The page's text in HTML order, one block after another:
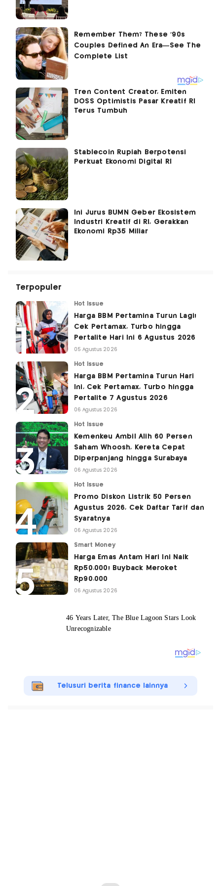
Tren Content Creator, Emiten
DOSS Optimistis Pasar Kreatif RI
Terus Tumbuh
Stablecoin Rupiah Berpotensi
Perkuat Ekonomi Digital RI
Ini Jurus BUMN Geber Ekosistem
Industri Kreatif di RI, Gerakkan
Ekonomi Rp35 Miliar
Terpopuler
Hot Issue
Harga BBM Pertamina Turun Lagi!
Cek Pertamax, Turbo hingga
Pertalite Hari Ini 6 Agustus 2026
05 Agustus 2026
Hot Issue
Harga BBM Pertamina Turun Hari
Ini, Cek Pertamax, Turbo hingga
Pertalite 7 Agustus 2026
06 Agustus 2026
Hot Issue
Kemenkeu Ambil Alih 60 Persen
Saham Whoosh, Kereta Cepat
Diperpanjang hingga Surabaya
06 Agustus 2026
Hot Issue
Promo Diskon Listrik 50 Persen
Agustus 2026, Cek Daftar Tarif dan
Syaratnya
06 Agustus 2026
Smart Money
Harga Emas Antam Hari Ini Naik
Rp50.000! Buyback Meroket
Rp90.000
06 Agustus 2026
Telusuri berita finance lainnya